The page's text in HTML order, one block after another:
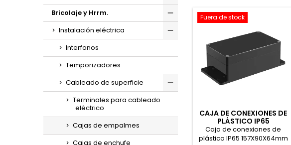
Bricolaje y Hrrm.
Instalación eléctrica
Interfonos
Temporizadores
Cableado de superficie
Terminales para cableado
eléctrico
Cajas de empalmes
Cajas de enchufe
Fuera de stock
CAJA DE CONEXIONES DE
PLÁSTICO IP65
157X90X64MM
Caja de conexiones de
plástico IP65 157X90X64mm